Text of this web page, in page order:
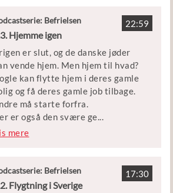
hvordan kommer det så vidt?
er det for nogle forhold, de
flygtninge lever under? Og
er der så mange flygtninge,
dør?
er en del af podcastserien
Historiker og tidl.
DR, Københavns Beredskab,
Gerda Seidelin Wegeners
22:59
Befrielsen
Hjemme igen
er slut, og de danske jøder
vende hjem. Men hjem til hvad?
kan flytte hjem i deres gamle
og få deres gamle job tilbage.
må starte forfra.
er også den svære ge...
Nogle forældre efterlod
det, og hvad får det af betydning
familielivet?
mere
17:30
Befrielsen
Flygtning i Sverige